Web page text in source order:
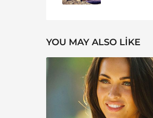
YOU MAY ALSO LIKE